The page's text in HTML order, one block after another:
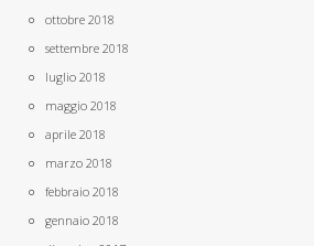
ottobre 2018
settembre 2018
luglio 2018
maggio 2018
aprile 2018
marzo 2018
febbraio 2018
gennaio 2018